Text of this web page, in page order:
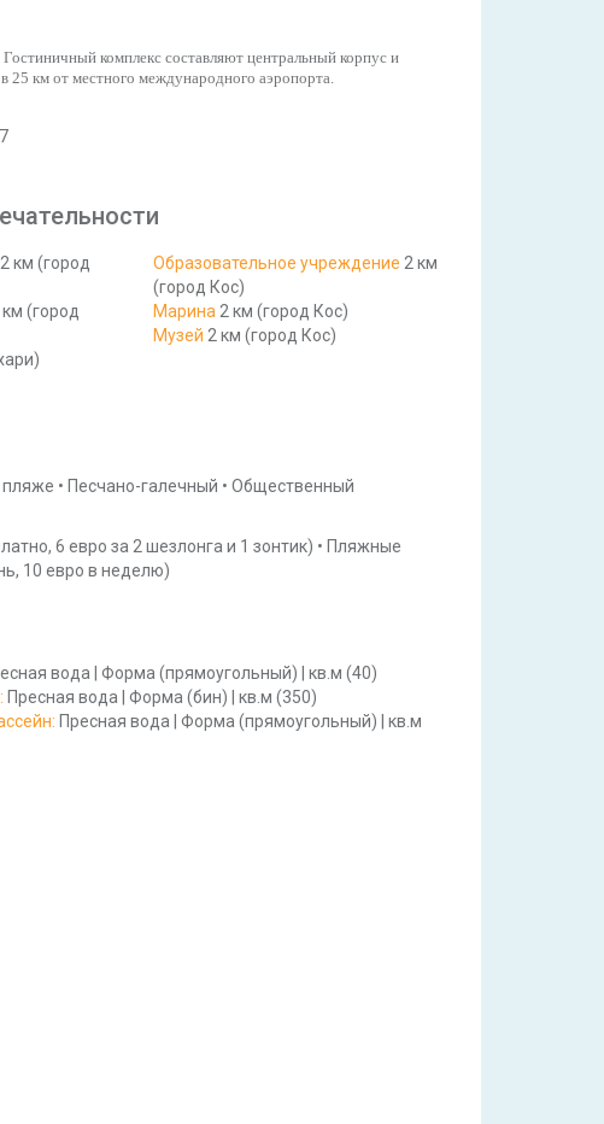
комплекс составляют центральный корпус и
25 км от местного международного аэропорта.
2 км (город
Образовательное учреждение 2 км
(город Кос)
км (город
Марина 2 км (город Кос)
Музей 2 км (город Кос)
пляже • Песчано-галечный • Общественный
6 евро за 2 шезлонга и 1 зонтик) • Пляжные
10 евро в неделю)
вода Форма (прямоугольный) кв.м (40)
: Пресная вода Форма (бин) кв.м (350)
: Пресная вода Форма (прямоугольный)
кв.м